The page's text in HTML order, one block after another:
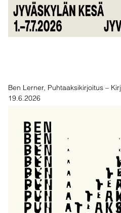
Ben Lerner, Puhtaaksikirjoitus –
19.6.2026